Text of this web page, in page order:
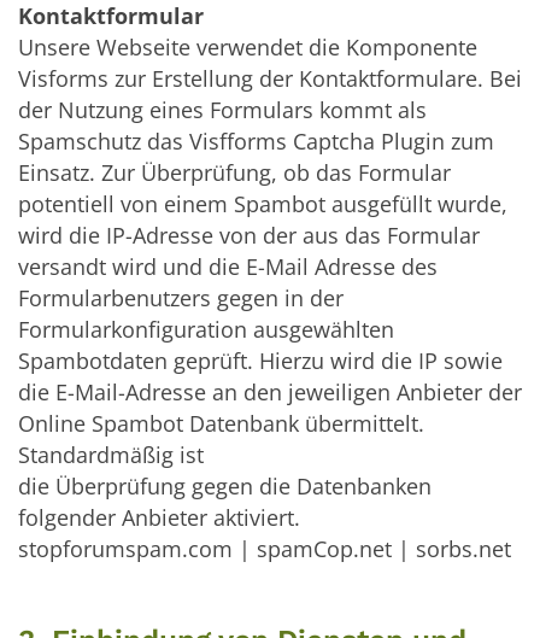
Kontaktformular
Unsere Webseite verwendet die Komponente
Visforms zur Erstellung der Kontaktformulare. Bei
der Nutzung eines Formulars kommt als
Spamschutz das Visfforms Captcha Plugin zum
Einsatz. Zur Überprüfung, ob das Formular
potentiell von einem Spambot ausgefüllt wurde,
wird die IP-Adresse von der aus das Formular
versandt wird und die E-Mail Adresse des
Formularbenutzers gegen in der
Formularkonfiguration ausgewählten
Spambotdaten geprüft. Hierzu wird die IP sowie
die E-Mail-Adresse an den jeweiligen Anbieter der
Online Spambot Datenbank übermittelt.
Standardmäßig ist
die Überprüfung gegen die Datenbanken
folgender Anbieter aktiviert.
stopforumspam.com | spamCop.net | sorbs.net